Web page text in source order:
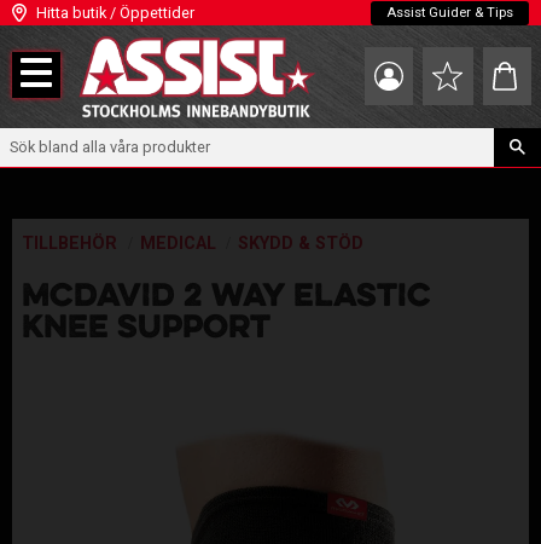
Meny
Hitta butik / Öppettider Assist Guider & Tips
Favoriter
TILLBEHÖR MEDICAL SKYDD & STÖD
MCDAVID 2 WAY ELASTIC
KNEE SUPPORT